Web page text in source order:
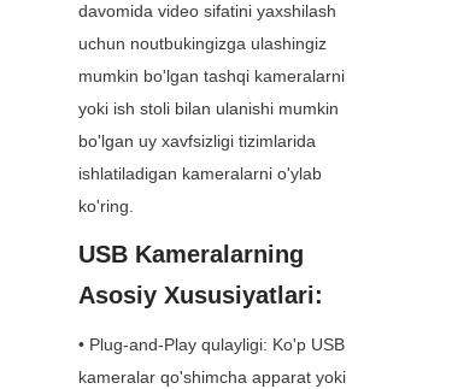
davomida video sifatini yaxshilash
uchun noutbukingizga ulashingiz
mumkin bo'lgan tashqi kameralarni
yoki ish stoli bilan ulanishi mumkin
bo'lgan uy xavfsizligi tizimlarida
ishlatiladigan kameralarni o'ylab
ko'ring.
USB Kameralarning
Asosiy Xususiyatlari:
• Plug-and-Play qulayligi: Ko'p USB
kameralar qo'shimcha apparat yoki